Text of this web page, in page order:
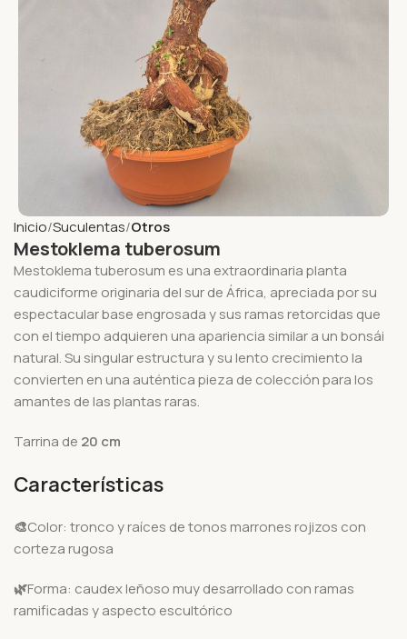
Inicio Suculentas Otros
Mestoklema tuberosum
Mestoklema tuberosum es una extraordinaria planta
caudiciforme originaria del sur de África, apreciada por su
espectacular base engrosada y sus ramas retorcidas que
con el tiempo adquieren una apariencia similar a un bonsái
natural. Su singular estructura y su lento crecimiento la
convierten en una auténtica pieza de colección para los
amantes de las plantas raras.
Tarrina de 20 cm
Características
🎨Color: tronco y raíces de tonos marrones rojizos con
corteza rugosa
🌿Forma: caudex leñoso muy desarrollado con ramas
ramificadas y aspecto escultórico